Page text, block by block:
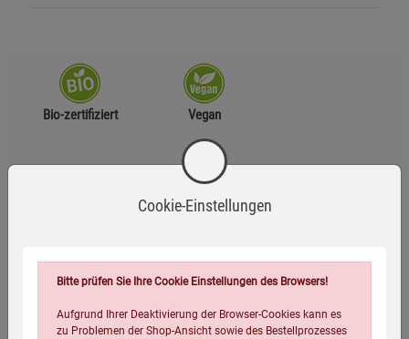
Bio-zertifiziert Vegan
100% Bio Aroniabeeren* getrocknet
*aus kontrolliert biologischem Anbau
Anwendungsempfehlung
Cookie-Einstellungen
Bitte prüfen Sie Ihre Cookie Einstellungen des Browsers!
Aufgrund Ihrer Deaktivierung der Browser-Cookies kann es
zu Problemen der Shop-Ansicht sowie des Bestellprozesses